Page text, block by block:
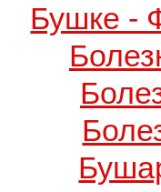
Бушке -